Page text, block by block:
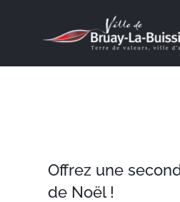
Offrez une
de Noël !